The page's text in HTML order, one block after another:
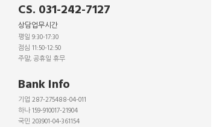
CS. 031-242-7127
상담업무시간
평일 9:30-17:30
점심 11:50-12:50
주말, 공휴일 휴무
Bank Info
기업 287-275488-04-011
하나 159-910017-21904
국민 203901-04-361154